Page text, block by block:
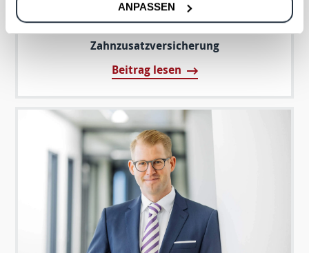
ANPASSEN
Hoesch & Partner in der Wirtschaftswoche:
Interview mit Helmut Zeiss zum Thema
Zahnzusatzversicherung
Beitrag lesen